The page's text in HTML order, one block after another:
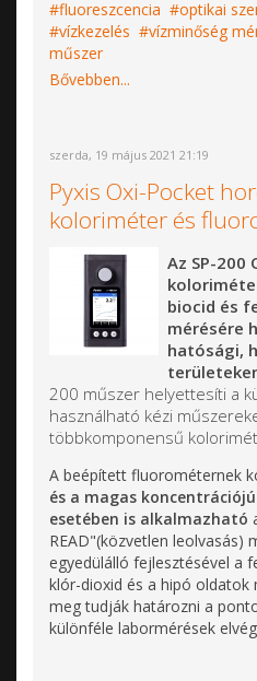
fluoreszcencia optikai
vízkezelés
vízminőség
műszer
Bővebben...
szerda, 19 május 2021 21:19
Pyxis Oxi-Pocket
koloriméter és
Az SP-200
biocid és
mérésére
hatósági,
200 műszer helyettesíti a
használható kézi
többkomponensű
A beépített fluorométernek
és a magas
esetében is alkalmazható
READ"(közvetlen leolvasás)
egyedülálló fejlesztésével a
klór-dioxid és a hipó oldatok
meg tudják határozni a
különféle labormérések